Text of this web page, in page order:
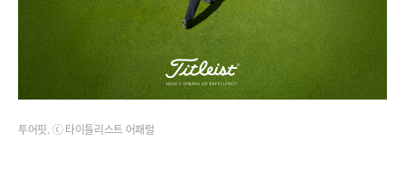
투어핏. ⓒ 타이틀리스트 어패럴